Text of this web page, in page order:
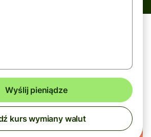
Wyślij pieniądze
kurs wymiany walut